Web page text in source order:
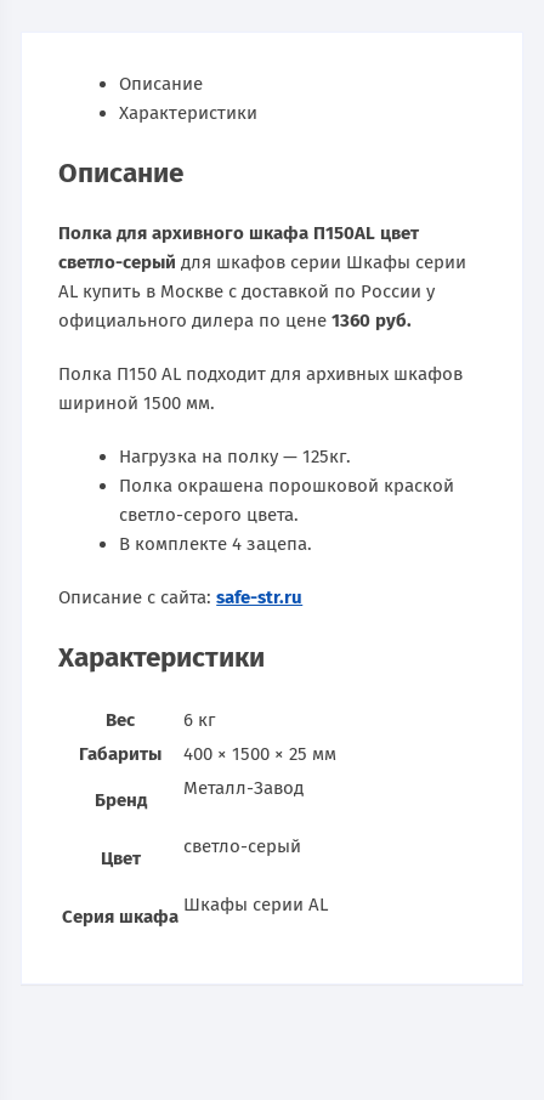
Описание
Характеристики
Описание
Полка для архивного шкафа П150AL цвет
светло-серый для шкафов серии Шкафы серии
AL купить в Москве с доставкой по России у
официального дилера по цене1360 руб.
Полка П150 AL подходит для архивных шкафов
шириной 1500 мм.
Нагрузка на полку — 125кг.
Полка окрашена порошковой краской
светло-серого цвета.
В комплекте 4 зацепа.
Описание с сайта:safe-str.ru
Характеристики
Вес
6 кг
Габариты
400 × 1500 × 25 мм
Бренд
Металл-Завод
Цвет
светло-серый
Серия шкафа
Шкафы серии AL